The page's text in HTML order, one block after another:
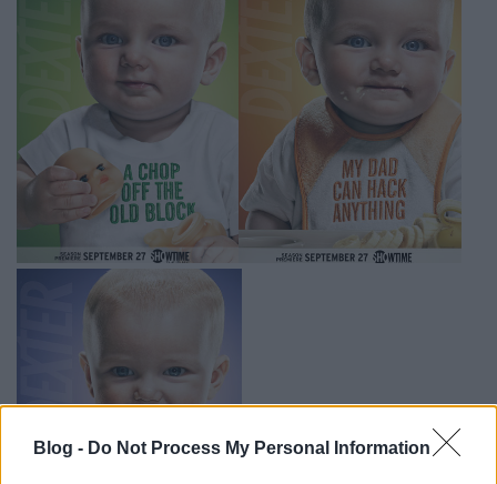
Blog - Do Not Process My Personal Information